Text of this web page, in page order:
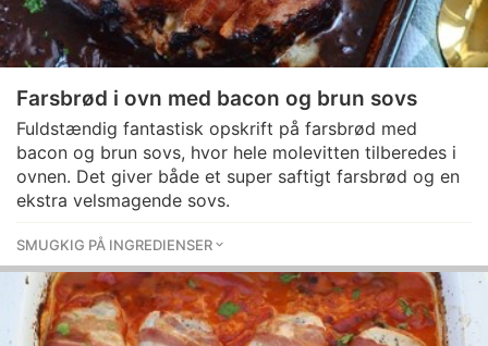
Farsbrød i ovn med bacon og brun sovs
Fuldstændig fantastisk opskrift på farsbrød med
bacon og brun sovs, hvor hele molevitten tilberedes i
ovnen. Det giver både et super saftigt farsbrød og en
ekstra velsmagende sovs.
SMUGKIG PÅ INGREDIENSER